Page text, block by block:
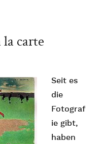
carte
Seit es
die
Fotograf
ie gibt,
haben